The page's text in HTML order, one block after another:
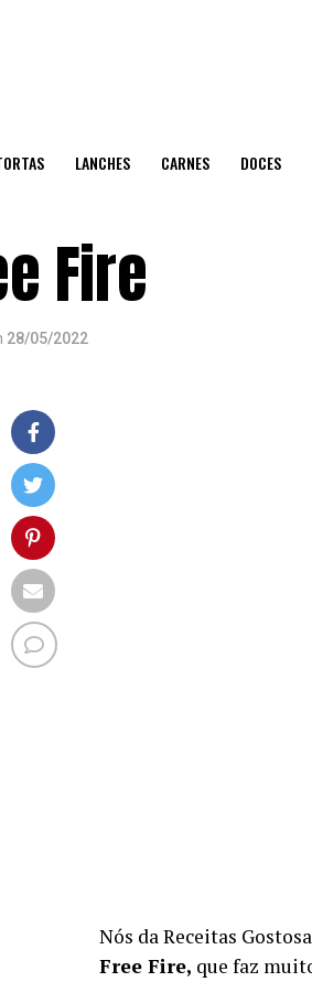
LANCHES CARNES DOCES
Fire
28/05/2022
Nós da Receitas
Free Fire, que faz